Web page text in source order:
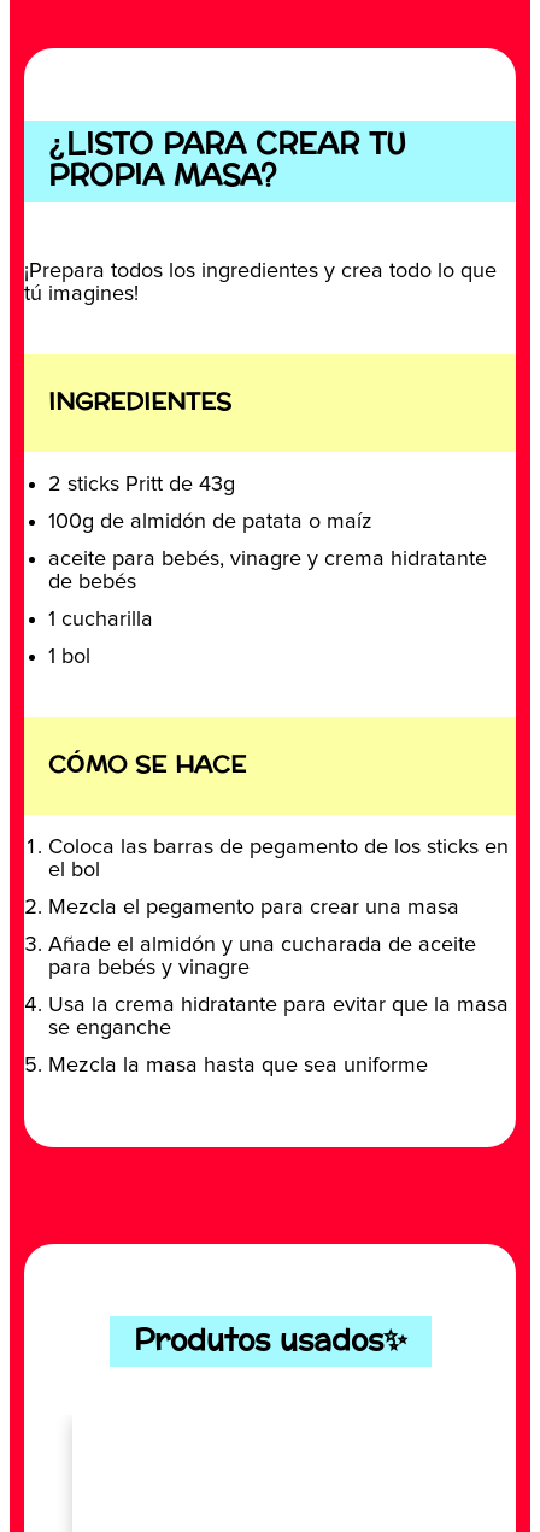
¿LISTO PARA CREAR TU
PROPIA MASA?
¡Prepara todos los ingredientes y crea todo lo que
tú imagines!
INGREDIENTES
2 sticks Pritt de 43g
100g de almidón de patata o maíz
aceite para bebés, vinagre y crema hidratante
de bebés
1 cucharilla
1 bol
CÓMO SE HACE
Coloca las barras de pegamento de los sticks en
el bol
Mezcla el pegamento para crear una masa
Añade el almidón y una cucharada de aceite
para bebés y vinagre
Usa la crema hidratante para evitar que la masa
se enganche
Mezcla la masa hasta que sea uniforme
Produtos usados✨